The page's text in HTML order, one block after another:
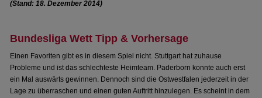
(Stand: 18. Dezember 2014)
Bundesliga Wett Tipp & Vorhersage
Einen Favoriten gibt es in diesem Spiel nicht. Stuttgart hat zuhause
Probleme und ist das schlechteste Heimteam. Paderborn konnte auch erst
ein Mal auswärts gewinnen. Dennoch sind die Ostwestfalen jederzeit in der
Lage zu überraschen und einen guten Auftritt hinzulegen. Es scheint in dem